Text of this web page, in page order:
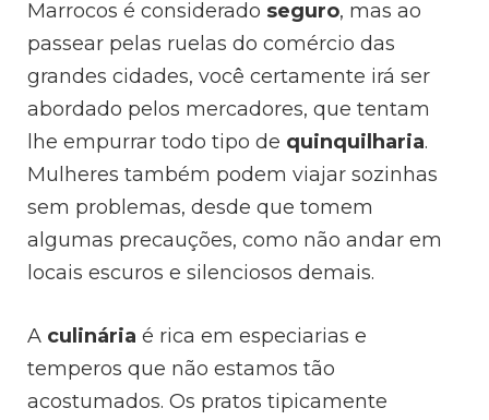
Marrocos é considerado seguro, mas ao
passear pelas ruelas do comércio das
grandes cidades, você certamente irá ser
abordado pelos mercadores, que tentam
lhe empurrar todo tipo de quinquilharia.
Mulheres também podem viajar sozinhas
sem problemas, desde que tomem
algumas precauções, como não andar em
locais escuros e silenciosos demais.
A culinária é rica em especiarias e
temperos que não estamos tão
acostumados. Os pratos tipicamente